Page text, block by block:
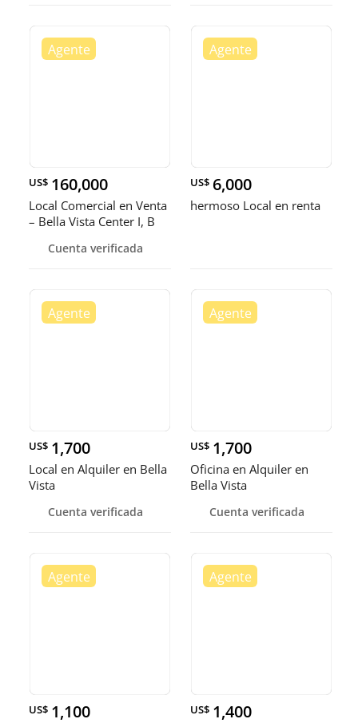
US$ 160,000
Local Comercial en Venta
– Bella Vista Center I, B
Cuenta verificada
US$ 6,000
hermoso Local en renta
US$ 1,700
Local en Alquiler en Bella
Vista
Cuenta verificada
US$ 1,700
Oficina en Alquiler en
Bella Vista
Cuenta verificada
US$ 1,100 US$ 1,400